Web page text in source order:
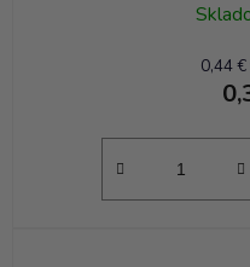
0,44 €